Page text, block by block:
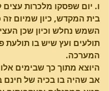
ו. יום שפסקו מלכרות
בית המקדש, כיון שמיום
השמש נחלש וכיון שכן
תולעים ועץ שיש בו תולעת
המערכה.
היוצא מתוך כך שבימים
אב שהיה בו בכיה של חינם